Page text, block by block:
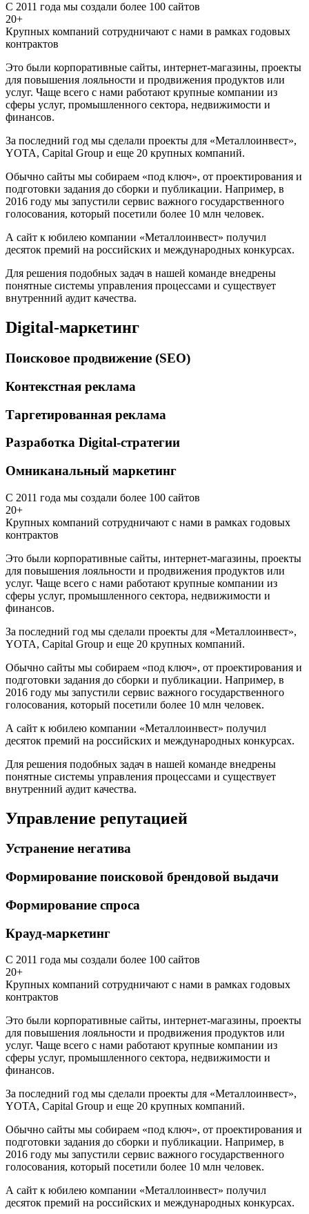
С 2011 года мы создали более 100 сайтов
20+
Крупных компаний сотрудничают с нами в рамках годовых
контрактов
Это были корпоративные сайты, интернет-магазины, проекты
для повышения лояльности и продвижения продуктов или
услуг. Чаще всего с нами работают крупные компании из
сферы услуг, промышленного сектора, недвижимости и
финансов.
За последний год мы сделали проекты для «Металлоинвест»,
YOTA, Capital Group и еще 20 крупных компаний.
Обычно сайты мы собираем «под ключ», от проектирования и
подготовки задания до сборки и публикации. Например, в
2016 году мы запустили сервис важного государственного
голосования, который посетили более 10 млн человек.
А сайт к юбилею компании «Металлоинвест» получил
десяток премий на российских и международных конкурсах.
Для решения подобных задач в нашей команде внедрены
понятные системы управления процессами и существует
внутренний аудит качества.
Digital-маркетинг
Поисковое продвижение (SEO)
Контекстная реклама
Таргетированная реклама
Разработка Digital-стратегии
Омниканальный маркетинг
С 2011 года мы создали более 100 сайтов
20+
Крупных компаний сотрудничают с нами в рамках годовых
контрактов
Это были корпоративные сайты, интернет-магазины, проекты
для повышения лояльности и продвижения продуктов или
услуг. Чаще всего с нами работают крупные компании из
сферы услуг, промышленного сектора, недвижимости и
финансов.
За последний год мы сделали проекты для «Металлоинвест»,
YOTA, Capital Group и еще 20 крупных компаний.
Обычно сайты мы собираем «под ключ», от проектирования и
подготовки задания до сборки и публикации. Например, в
2016 году мы запустили сервис важного государственного
голосования, который посетили более 10 млн человек.
А сайт к юбилею компании «Металлоинвест» получил
десяток премий на российских и международных конкурсах.
Для решения подобных задач в нашей команде внедрены
понятные системы управления процессами и существует
внутренний аудит качества.
Управление репутацией
Устранение негатива
Формирование поисковой брендовой выдачи
Формирование спроса
Крауд-маркетинг
С 2011 года мы создали более 100 сайтов
20+
Крупных компаний сотрудничают с нами в рамках годовых
контрактов
Это были корпоративные сайты, интернет-магазины, проекты
для повышения лояльности и продвижения продуктов или
услуг. Чаще всего с нами работают крупные компании из
сферы услуг, промышленного сектора, недвижимости и
финансов.
За последний год мы сделали проекты для «Металлоинвест»,
YOTA, Capital Group и еще 20 крупных компаний.
Обычно сайты мы собираем «под ключ», от проектирования и
подготовки задания до сборки и публикации. Например, в
2016 году мы запустили сервис важного государственного
голосования, который посетили более 10 млн человек.
А сайт к юбилею компании «Металлоинвест» получил
десяток премий на российских и международных конкурсах.